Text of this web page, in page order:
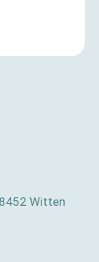
Witten